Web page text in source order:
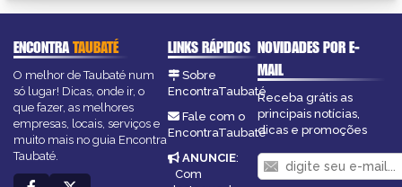
ENCONTRATAUBATÉ
O melhor de Taubaté num
só lugar! Dicas, onde ir, o
que fazer, as melhores
empresas, locais, serviços e
muito mais no guia Encontra
Taubaté.
LINKS RÁPIDOS
Sobre
EncontraTaubaté
Fale com o
EncontraTaubaté
ANUNCIE:
Com
NOVIDADES POR E-
MAIL
Receba grátis as
principais notícias,
dicas e promoções